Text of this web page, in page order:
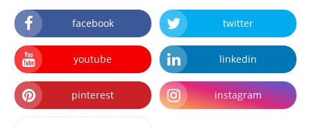
facebook twitter
youtube linkedin
pinterest instagram